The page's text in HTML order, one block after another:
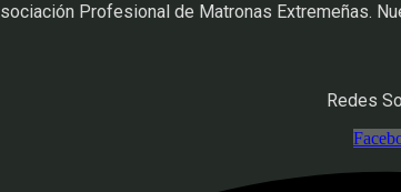
Profesional de Matronas Extremeñas.
Redes